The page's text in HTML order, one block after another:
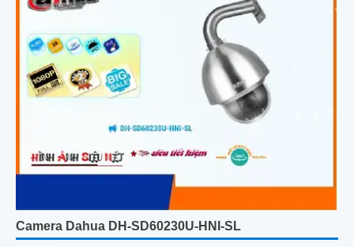
Camera Dahua DH-SD60230U-HNI-SL